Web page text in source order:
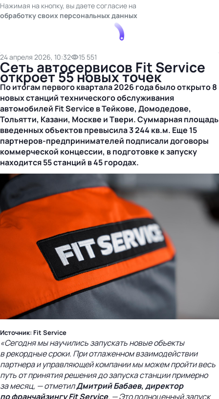
Нажимая на кнопку, вы даете согласие на
обработку своих персональных данных
24 апреля 2026, 10:32 15 551
Сеть автосервисов Fit Service
откроет 55 новых точек
По итогам первого квартала 2026 года было открыто 8
новых станцийтехнического обслуживания
автомобилей Fit Service в Тейкове, Домодедове,
Тольятти, Казани, Москве и Твери. Суммарная площадь
введенных объектов превысила 3 244 кв.м. Еще 15
партнеров-предпринимателей подписали договоры
коммерческой концессии, в подготовке к запуску
находится 55 станций в 45 городах.
Источник: Fit Service
«Сегодня мы научились запускать новые объекты
в рекордные сроки. При отлаженном взаимодействии
партнера и управляющей компании мы можем пройти весь
путь от принятия решения до запуска станции примерно
за месяц, — отметилДмитрий Бабаев, директор
по франчайзингу Fit Service. — Это полноценный запуск